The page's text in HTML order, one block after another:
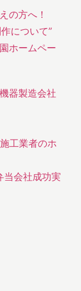
の方へ！
について”
ホームペー
器製造会社
工業者のホ
当会社成功実